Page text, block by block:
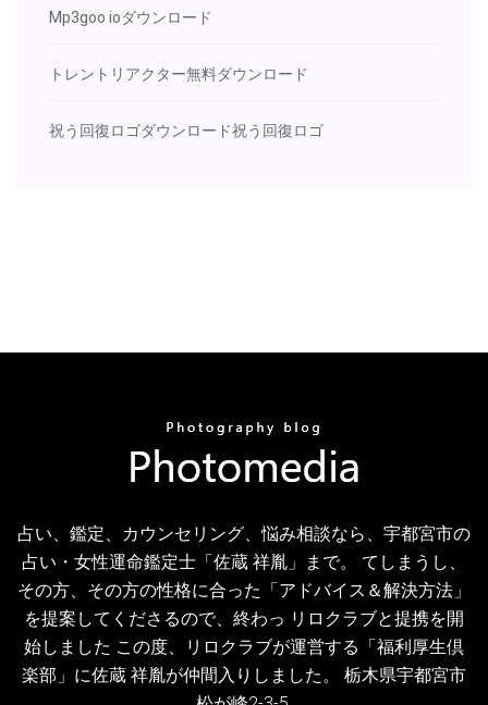
Mp3goo ioダウンロード
トレントリアクター無料ダウンロード
祝う回復ロゴダウンロード祝う回復ロゴ
占い、鑑定、カウンセリング、悩み相談なら、宇都宮市の
占い・女性運命鑑定士「佐蔵 祥胤」まで。 てしまうし、
その方、その方の性格に合った「アドバイス＆解決方法」
を提案してくださるので、終わっ リロクラブと提携を開
始しました この度、リロクラブが運営する「福利厚生倶
楽部」に佐蔵 祥胤が仲間入りしました。 栃木県宇都宮市